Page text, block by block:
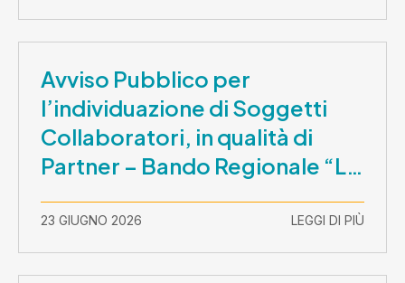
Avviso Pubblico per
l’individuazione di Soggetti
Collaboratori, in qualità di
Partner – Bando Regionale “La
Lombardia è dei Giovani 2026”
– CUP E81B26000210003
23 GIUGNO 2026 LEGGI DI PIÙ